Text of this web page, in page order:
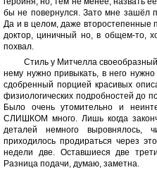
бы не повернулся. Зато мне зашёл
Да и в целом, даже второстепенные
доктор, циничный но, в общем-то,
похвал.
Стиль у Митчелла
нему нужно привыкать, в него
сдобренный порцией красивых
физиологических подробностей до
Было очень утомительно и
СЛИШКОМ много. Лишь когда
деталей немного выровнялось,
приходилось продираться через
недели две. Оставшиеся две
Разница подачи, думаю, заметна.